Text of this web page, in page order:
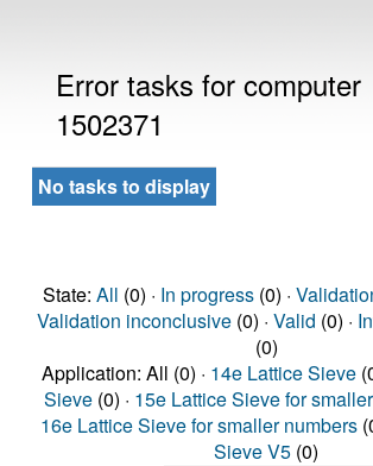
Error tasks for computer
1502371
No tasks to display
State: All (0) · In progress(0) ·
Validation inconclusive(0) · Valid (0) ·
(0)
Application: All (0) · 14e Lattice Sieve
Sieve (0) · 15e Lattice Sieve for
16e Lattice Sieve for smaller numbers
Sieve V5 (0)